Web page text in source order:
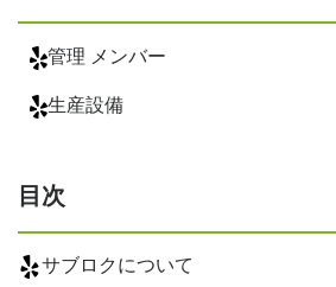
管理 メンバー
生産設備
目次
サブロクについて